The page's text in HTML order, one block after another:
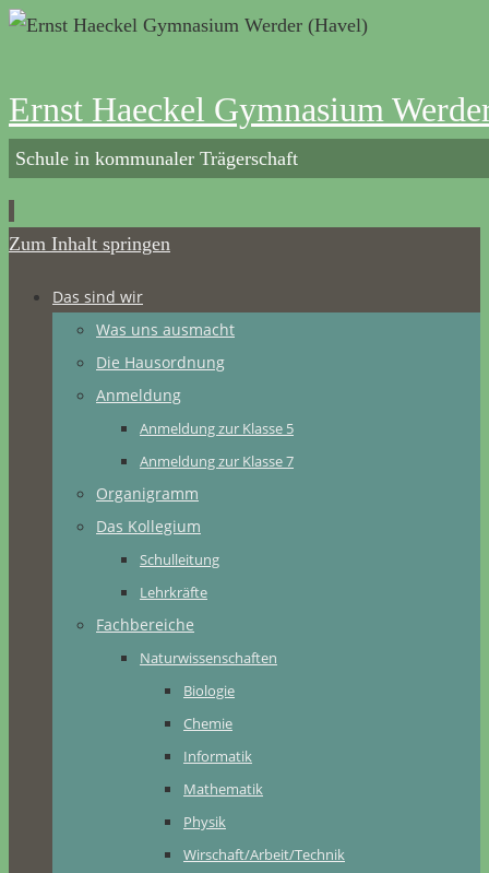
Ernst Haeckel Gymnasium
Schule in kommunaler Trägerschaft
Zum Inhalt springen
Das sind wir
Was uns ausmacht
Die Hausordnung
Anmeldung
Anmeldung zur Klasse 5
Anmeldung zur Klasse 7
Organigramm
Das Kollegium
Schulleitung
Lehrkräfte
Fachbereiche
Naturwissenschaften
Biologie
Chemie
Informatik
Mathematik
Physik
Wirschaft/Arbeit/Technik